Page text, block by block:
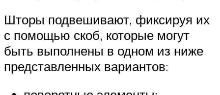
Шторы подвешивают, фиксируя их
с помощью скоб, которые могут
быть выполнены в одном из ниже
представленных вариантов: